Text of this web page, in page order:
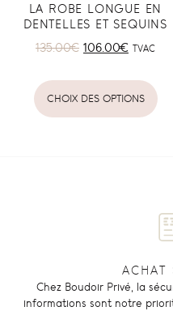
LA ROBE LONGUE EN
DENTELLES ET SEQUINS
135.00€ 106.00€ TVAC
CHOIX DES OPTIONS
ACHAT
Chez Boudoir Privé, la
informations sont notre